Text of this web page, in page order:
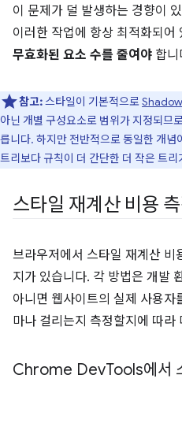
이 문제가 덜 발생하는 경향이
이러한 작업에 항상 최적화되어
무효화된 요소 수를 줄여야 합니
참고:스타일이 기본적으로
아닌 개별 구성요소로 범위가 지정되므
릅니다. 하지만 전반적으로 동일한 개
트리보다 규칙이 더 간단한 더 작은 트
스타일 재계산 비용
브라우저에서 스타일 재계산 비
지가 있습니다. 각 방법은 개발
아니면 웹사이트의 실제 사용자
마나 걸리는지 측정할지에 따라
Chrome DevTools에서